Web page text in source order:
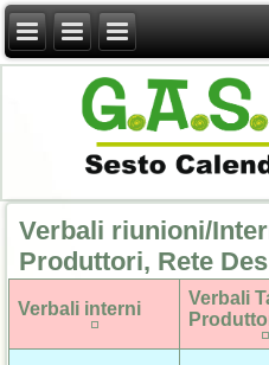
Verbali riunioni/
Produttori, Rete Des
Verbali interni
Verbali